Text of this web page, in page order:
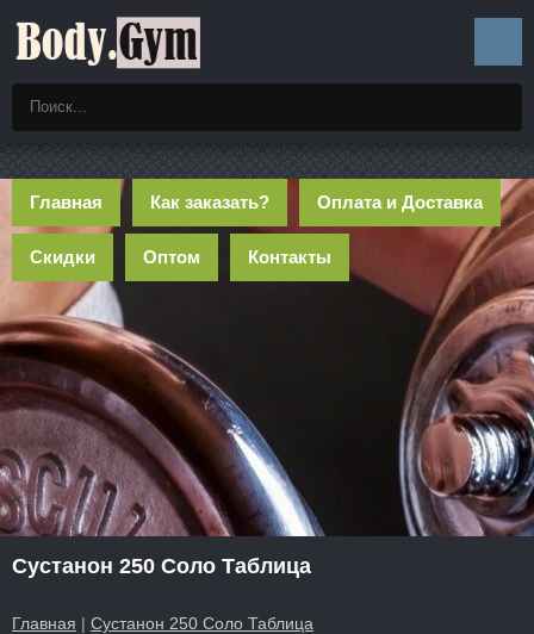
Главная Как заказать? Оплата и Доставка
Скидки Оптом Контакты
Сустанон 250 Соло Таблица
Главная | Сустанон 250 Соло Таблица